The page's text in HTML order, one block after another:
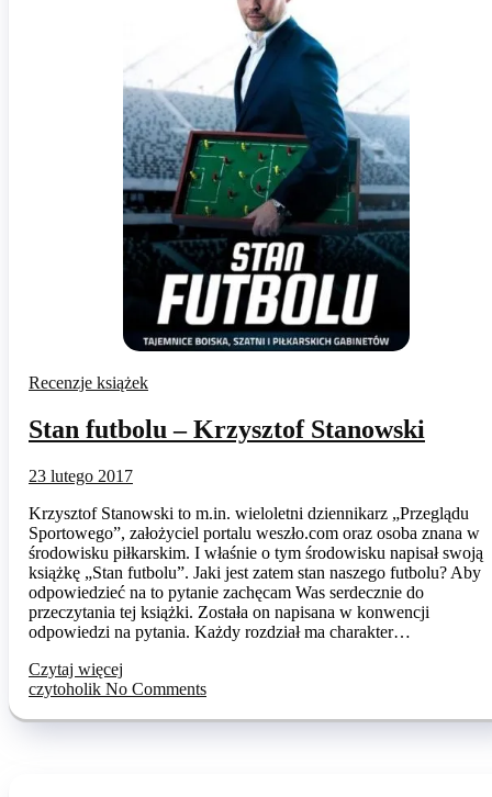
Recenzje książek
Stan futbolu – Krzysztof Stanowski
23 lutego 2017
Krzysztof Stanowski to m.in. wieloletni dziennikarz „Przeglądu
Sportowego”, założyciel portalu weszło.com oraz osoba znana w
środowisku piłkarskim. I właśnie o tym środowisku napisał swoją
książkę „Stan futbolu”. Jaki jest zatem stan naszego futbolu? Aby
odpowiedzieć na to pytanie zachęcam Was serdecznie do
przeczytania tej książki. Została on napisana w konwencji
odpowiedzi na pytania. Każdy rozdział ma charakter…
Czytaj więcej
czytoholik No Comments